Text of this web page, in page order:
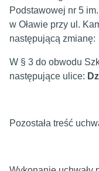
Podstawowej nr 5
w Oławie przy ul.
następującą zmianę:
W § 3 do obwodu
następujące ulice:
Pozostała treść